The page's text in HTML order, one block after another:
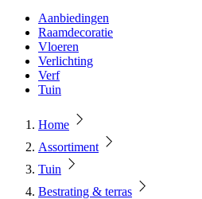
Aanbiedingen
Raamdecoratie
Vloeren
Verlichting
Verf
Tuin
Home
Assortiment
Tuin
Bestrating & terras